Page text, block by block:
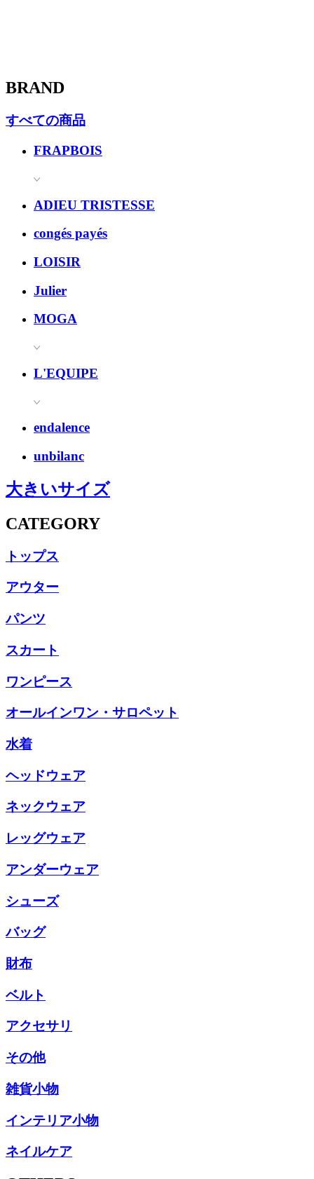
BRAND
すべての商品
FRAPBOIS
ADIEU TRISTESSE
congés payés
LOISIR
Julier
MOGA
L'EQUIPE
endalence
unbilanc
大きいサイズ
CATEGORY
トップス
アウター
パンツ
スカート
ワンピース
オールインワン・サロペット
水着
ヘッドウェア
ネックウェア
レッグウェア
アンダーウェア
シューズ
バッグ
財布
ベルト
アクセサリ
その他
雑貨小物
インテリア小物
ネイルケア